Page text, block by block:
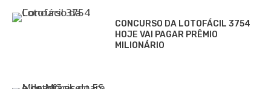
CONCURSO DA LOTOFÁCIL 3754
HOJE VAI PAGAR PRÊMIO
MILIONÁRIO